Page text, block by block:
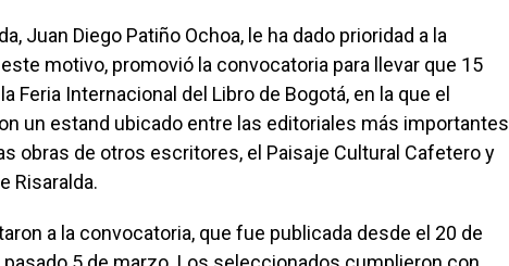
Juan Diego Patiño Ochoa, le ha dado prioridad a la
motivo, promovió la convocatoria para llevar que 15
Feria Internacional del Libro de Bogotá, en la que el
un estand ubicado entre las editoriales más importantes
obras de otros escritores, el Paisaje Cultural Cafetero y
Risaralda.
a la convocatoria, que fue publicada desde el 20 de